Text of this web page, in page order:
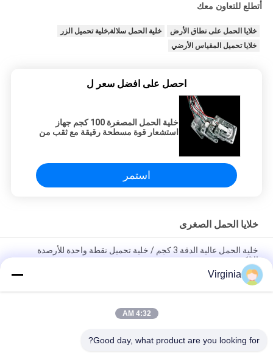
أتطلع للتعاون معك
خلايا الحمل على نطاق الأرض
خلية الحمل سلالة,خلية تحميل الزر
خلايا تحميل المقياس الأرضي
احصل على افضل سعر ل
خلية الحمل المصغرة 100 كجم جهاز
استشعار قوة مسطحة رقيقة مع ثقب من
استمر
خلايا الحمل الصغرى
خلية الحمل عالية الدقة 3 كجم / خلية تحميل نقطة واحدة للأرصدة
الإلكترونية
صغير الوزن الاستشعار
DC5V - 10V صغير الوزن الصغير الاستشعار مع المقاومة الاستشعار
Virginia
4:32 AM
Good day, what product are you looking for?